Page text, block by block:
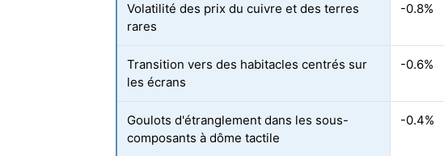
Volatilité des prix du cuivre et des terres
rares
-0.8%
Transition vers des habitacles centrés sur
les écrans
-0.6%
Goulots d'étranglement dans les sous-
composants à dôme tactile
-0.4%